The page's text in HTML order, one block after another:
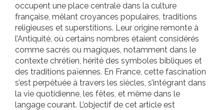
occupent une place centrale dans la culture
française, mêlant croyances populaires, traditions
religieuses et superstitions. Leur origine remonte à
l’Antiquité, où certains nombres étaient considérés
comme sacrés ou magiques, notamment dans le
contexte chrétien, hérité des symboles bibliques et
des traditions païennes. En France, cette fascination
s’est perpétuée à travers les siècles, s’intégrant dans
la vie quotidienne, les fêtes, et même dans le
langage courant. L’objectif de cet article est